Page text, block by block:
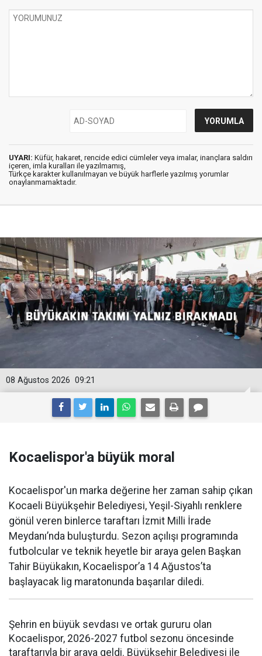
UYARI: Küfür, hakaret, rencide edici cümleler veya imalar, inançlara saldırı
içeren, imla kuralları ile yazılmamış,
Türkçe karakter kullanılmayan ve büyük harflerle yazılmış yorumlar
onaylanmamaktadır.
09:21
08 Ağustos 2026
Kocaelispor'a büyük moral
Kocaelispor'un marka değerine her zaman sahip çıkan
Kocaeli Büyükşehir Belediyesi, Yeşil-Siyahlı renklere
gönül veren binlerce taraftarı İzmit Milli İrade
Meydanı’nda buluşturdu. Sezon açılışı programında
futbolcular ve teknik heyetle bir araya gelen Başkan
Tahir Büyükakın, Kocaelispor’a 14 Ağustos’ta
başlayacak lig maratonunda başarılar diledi.
Şehrin en büyük sevdası ve ortak gururu olan
Kocaelispor, 2026-2027 futbol sezonu öncesinde
taraftarıyla bir araya geldi. Büyükşehir Belediyesi ile